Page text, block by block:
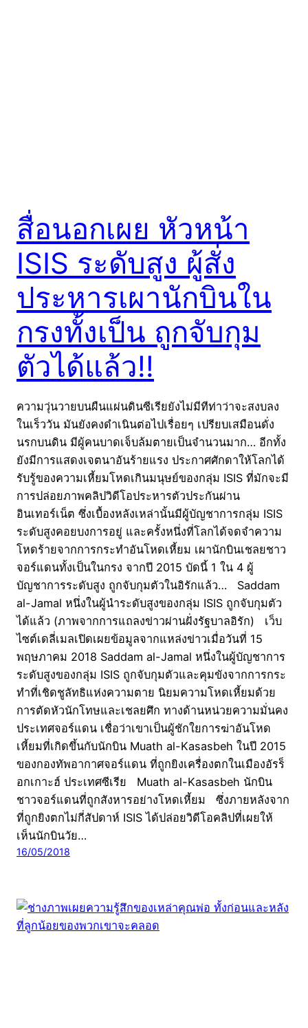
สื่อนอกเผย หัวหน้า
ISIS ระดับสูง ผู้สั่ง
ประหารเผานักบินใน
กรงทั้งเป็น ถูกจับกุม
ตัวได้แล้ว!!
ความวุ่นวายบนผืนแผ่นดินซีเรียยังไม่มีทีท่าว่าจะสงบลง
ในเร็ววัน มันยังคงดำเนินต่อไปเรื่อยๆ เปรียบเสมือนดั่ง
นรกบนดิน มีผู้คนบาดเจ็บล้มตายเป็นจำนวนมาก… อีกทั้ง
ยังมีการแสดงเจตนาอันร้ายแรง ประกาศศักดาให้โลกได้
รับรู้ของความเหี้ยมโหดเกินมนุษย์ของกลุ่ม ISIS ที่มักจะมี
การปล่อยภาพคลิปวิดีโอประหารตัวประกันผ่าน
อินเทอร์เน็ต ซึ่งเบื้องหลังเหล่านั้นมีผู้บัญชาการกลุ่ม ISIS
ระดับสูงคอยบงการอยู่ และครั้งหนึ่งที่โลกได้จดจำความ
โหดร้ายจากการกระทำอันโหดเหี้ยม เผานักบินเชลยชาว
จอร์แดนทั้งเป็นในกรง จากปี 2015 บัดนี้ 1 ใน 4 ผู้
บัญชาการระดับสูง ถูกจับกุมตัวในอิรักแล้ว… Saddam
al-Jamal หนึ่งในผู้นำระดับสูงของกลุ่ม ISIS ถูกจับกุมตัว
ได้แล้ว (ภาพจากการแถลงข่าวผ่านฝั่งรัฐบาลอิรัก) เว็บ
ไซต์เดลี่เมลเปิดเผยข้อมูลจากแหล่งข่าวเมื่อวันที่ 15
พฤษภาคม 2018 Saddam al-Jamal หนึ่งในผู้บัญชาการ
ระดับสูงของกลุ่ม ISIS ถูกจับกุมตัวและคุมขังจากการกระ
ทำที่เชิดชูลัทธิแห่งความตาย นิยมความโหดเหี้ยมด้วย
การตัดหัวนักโทษและเชลยศึก ทางด้านหน่วยความมั่นคง
ประเทศจอร์แดน เชื่อว่าเขาเป็นผู้ชักใยการฆ่าอันโหด
เหี้ยมที่เกิดขึ้นกับนักบิน Muath al-Kasasbeh ในปี 2015
ของกองทัพอากาศจอร์แดน ที่ถูกยิงเครื่องตกในเมืองอัรร็
อกเกาะฮ์ ประเทศซีเรีย Muath al-Kasasbeh นักบิน
ชาวจอร์แดนที่ถูกสังหารอย่างโหดเหี้ยม ซึ่งภายหลังจาก
ที่ถูกยิงตกไม่กี่สัปดาห์ ISIS ได้ปล่อยวิดีโอคลิปที่เผยให้
เห็นนักบินวัย…
16/05/2018